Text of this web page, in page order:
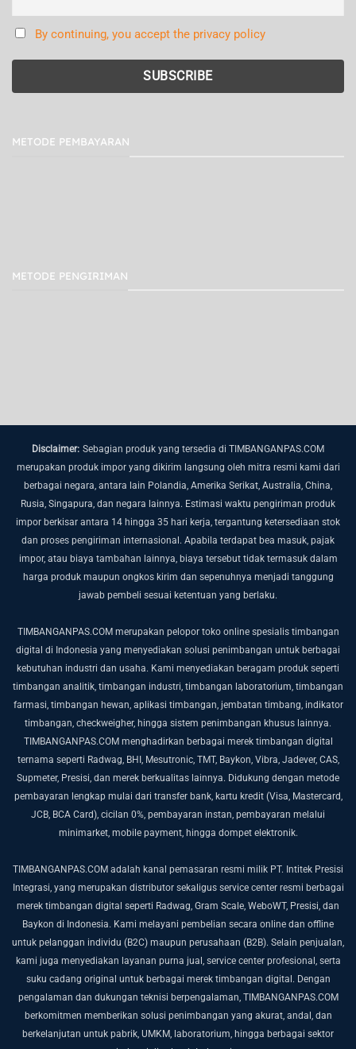
By continuing, you accept the privacy policy
METODE PEMBAYARAN
METODE PENGIRIMAN
Disclaimer: Sebagian produk yang tersedia di TIMBANGANPAS.COM
merupakan produk impor yang dikirim langsung oleh mitra resmi kami dari
berbagai negara, antara lain Polandia, Amerika Serikat, Australia, China,
Rusia, Singapura, dan negara lainnya. Estimasi waktu pengiriman produk
impor berkisar antara 14 hingga 35 hari kerja, tergantung ketersediaan stok
dan proses pengiriman internasional. Apabila terdapat bea masuk, pajak
impor, atau biaya tambahan lainnya, biaya tersebut tidak termasuk dalam
harga produk maupun ongkos kirim dan sepenuhnya menjadi tanggung
jawab pembeli sesuai ketentuan yang berlaku.
TIMBANGANPAS.COM merupakan pelopor toko online spesialis timbangan
digital di Indonesia yang menyediakan solusi penimbangan untuk berbagai
kebutuhan industri dan usaha. Kami menyediakan beragam produk seperti
timbangan analitik, timbangan industri, timbangan laboratorium, timbangan
farmasi, timbangan hewan, aplikasi timbangan, jembatan timbang, indikator
timbangan, checkweigher, hingga sistem penimbangan khusus lainnya.
TIMBANGANPAS.COM menghadirkan berbagai merek timbangan digital
ternama seperti Radwag, BHI, Mesutronic, TMT, Baykon, Vibra, Jadever, CAS,
Supmeter, Presisi, dan merek berkualitas lainnya. Didukung dengan metode
pembayaran lengkap mulai dari transfer bank, kartu kredit (Visa, Mastercard,
JCB, BCA Card), cicilan 0%, pembayaran instan, pembayaran melalui
minimarket, mobile payment, hingga dompet elektronik.
TIMBANGANPAS.COM adalah kanal pemasaran resmi milik PT. Intitek Presisi
Integrasi, yang merupakan distributor sekaligus service center resmi berbagai
merek timbangan digital seperti Radwag, Gram Scale, WeboWT, Presisi, dan
Baykon di Indonesia. Kami melayani pembelian secara online dan offline
untuk pelanggan individu (B2C) maupun perusahaan (B2B). Selain penjualan,
kami juga menyediakan layanan purna jual, service center profesional, serta
suku cadang original untuk berbagai merek timbangan digital. Dengan
pengalaman dan dukungan teknisi berpengalaman, TIMBANGANPAS.COM
berkomitmen memberikan solusi penimbangan yang akurat, andal, dan
berkelanjutan untuk pabrik, UMKM, laboratorium, hingga berbagai sektor